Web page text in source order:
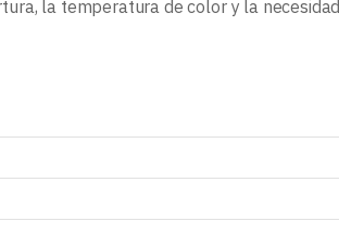
la temperatura de color y la necesidad